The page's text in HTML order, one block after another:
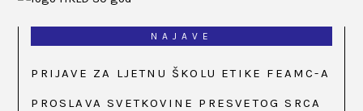
NAJAVE
PRIJAVE ZA LJETNU ŠKOLU ETIKE FEAMC-A
PROSLAVA SVETKOVINE PRESVETOG SRCA